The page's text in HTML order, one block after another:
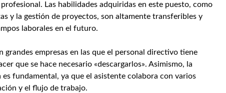
Las habilidades adquiridas en este puesto, como
y la gestión de proyectos, son altamente transferibles y
laborales en el futuro.
grandes empresas en las que el personal directivo tiene
que se hace necesario «descargarlos». Asimismo, la
fundamental, ya que el asistente colabora con varios
y el flujo de trabajo.